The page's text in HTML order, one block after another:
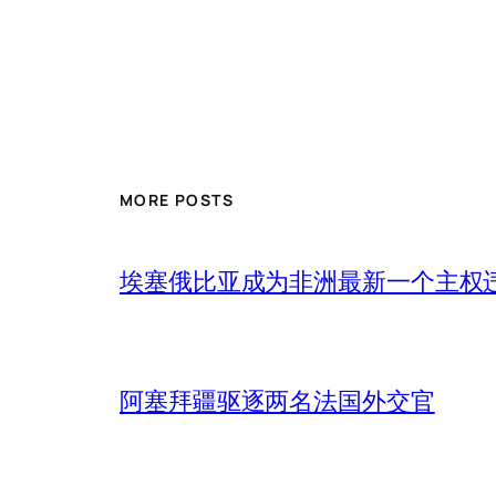
MORE POSTS
埃塞俄比亚成为非洲最新一个主权
阿塞拜疆驱逐两名法国外交官